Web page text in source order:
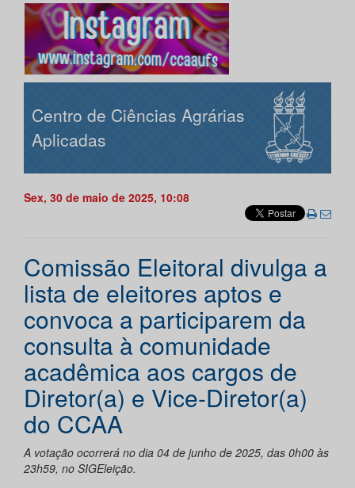
Centro de Ciências Agrárias
Aplicadas
Sex, 30 de maio de 2025, 10:08
Comissão Eleitoral divulga a
lista de eleitores aptos e
convoca a participarem da
consulta à comunidade
acadêmica aos cargos de
Diretor(a) e Vice-Diretor(a)
do CCAA
A votação ocorrerá no dia 04 de junho de 2025, das 0h00 às
23h59, no SIGEleição.